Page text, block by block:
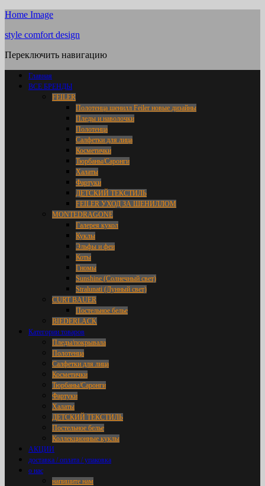
Home Image
style comfort design
Переключить навигацию
Главная
ВСЕ БРЕНДЫ
FEILER
Полотенца шенилл Feiler новые дизайны
Пледы и наволочки
Полотенца
Салфетки для лица
Косметички
Тюрбаны/Саронги
Халаты
Фартуки
ДЕТСКИЙ ТЕКСТИЛЬ
FEILER УХОД ЗА ШЕНИЛЛОМ
MONTEDRAGONE
Галерея кукол
Куклы
Эльфы и феи
Коты
Гномы
Sunshine (Солнечный свет)
Stralunati (Лунный свет)
CURT BAUER
Постельное белье
BIEDERLACK
Категории товаров
Пледы/покрывала
Полотенца
Салфетки для лица
Косметички
Тюрбаны/Саронги
Фартуки
Халаты
ДЕТСКИЙ ТЕКСТИЛЬ
Постельное белье
Коллекционные куклы
АКЦИИ
доставка / оплата / упаковка
о нас
напишите нам